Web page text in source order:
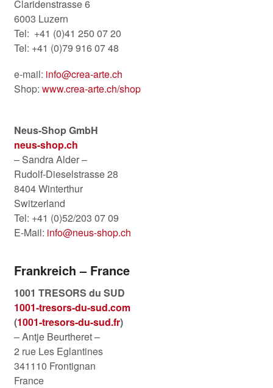
Claridenstrasse 6
6003 Luzern
Tel: +41 (0)41 250 07 20
Tel: +41 (0)79 916 07 48
e-mail: info@crea-arte.ch
Shop: www.crea-arte.ch/shop
Neus-Shop GmbH
neus-shop.ch
– Sandra Alder –
Rudolf-Dieselstrasse 28
8404 Winterthur
Switzerland
Tel: +41 (0)52/203 07 09
E-Mail: info@neus-shop.ch
Frankreich – France
1001 TRESORS du SUD
1001-tresors-du-sud.com
(1001-tresors-du-sud.fr)
– Antje Beurtheret –
2 rue Les Eglantines
341110 Frontignan
France